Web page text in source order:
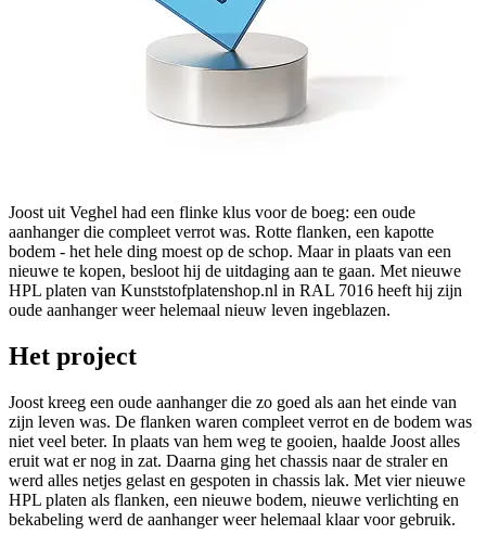
Joost uit Veghel had een flinke klus voor de boeg: een oude
aanhanger die compleet verrot was. Rotte flanken, een kapotte
bodem - het hele ding moest op de schop. Maar in plaats van een
nieuwe te kopen, besloot hij de uitdaging aan te gaan. Met nieuwe
HPL platen van Kunststofplatenshop.nl in RAL 7016 heeft hij zijn
oude aanhanger weer helemaal nieuw leven ingeblazen.
Het project
Joost kreeg een oude aanhanger die zo goed als aan het einde van
zijn leven was. De flanken waren compleet verrot en de bodem was
niet veel beter. In plaats van hem weg te gooien, haalde Joost alles
eruit wat er nog in zat. Daarna ging het chassis naar de straler en
werd alles netjes gelast en gespoten in chassis lak. Met vier nieuwe
HPL platen als flanken, een nieuwe bodem, nieuwe verlichting en
bekabeling werd de aanhanger weer helemaal klaar voor gebruik.